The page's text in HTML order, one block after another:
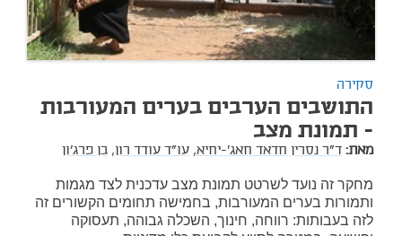
סקירה
התושבים הערבים בערים המעורבות
- תמונת מצב
מאת: ד"ר נסרין חדאד חאג'-יחיא, עו"ד עודד רון, בן פרג'ון
מחקר זה נועד לשרטט תמונת מצב עדכנית לצד מגמות
ותמורות בערים המעורבות, בחמישה תחומים הקשורים זה
לזה בעבותות: רווחה, חינוך, השכלה גבוהה, תעסוקה